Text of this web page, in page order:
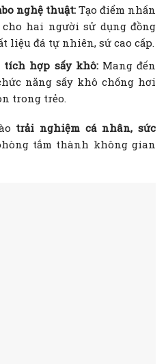
nghệ thuật:Tạo điểm nhấn
hai người sử dụng đồng
liệu đá tự nhiên, sứ cao cấp.
tích hợp sấy khô:Mang đến
năng sấy khô chống hơi
trong trẻo.
trải nghiệm cá nhân, sức
tắm thành không gian